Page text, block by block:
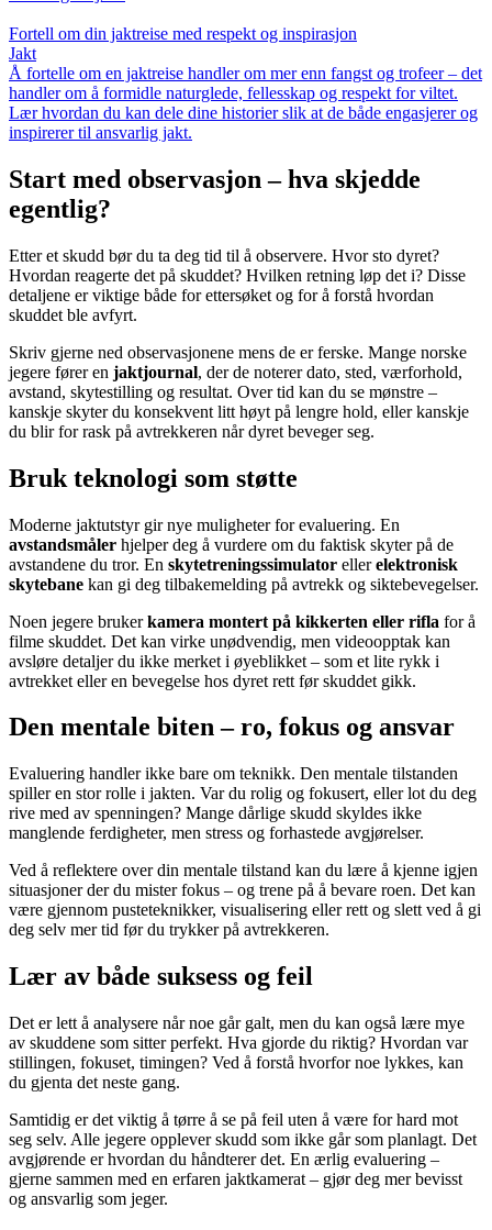
Fortell om din jaktreise med respekt og inspirasjon
Jakt
Å fortelle om en jaktreise handler om mer enn fangst og trofeer – det
handler om å formidle naturglede, fellesskap og respekt for viltet.
Lær hvordan du kan dele dine historier slik at de både engasjerer og
inspirerer til ansvarlig jakt.
Start med observasjon – hva skjedde
egentlig?
Etter et skudd bør du ta deg tid til å observere. Hvor sto dyret?
Hvordan reagerte det på skuddet? Hvilken retning løp det i? Disse
detaljene er viktige både for ettersøket og for å forstå hvordan
skuddet ble avfyrt.
Skriv gjerne ned observasjonene mens de er ferske. Mange norske
jegere fører en jaktjournal, der de noterer dato, sted, værforhold,
avstand, skytestilling og resultat. Over tid kan du se mønstre –
kanskje skyter du konsekvent litt høyt på lengre hold, eller kanskje
du blir for rask på avtrekkeren når dyret beveger seg.
Bruk teknologi som støtte
Moderne jaktutstyr gir nye muligheter for evaluering. En
avstandsmåler hjelper deg å vurdere om du faktisk skyter på de
avstandene du tror. En skytetreningssimulator ellerelektronisk
skytebane kan gi deg tilbakemelding på avtrekk og siktebevegelser.
Noen jegere brukerkamera montert på kikkerten eller rifla for å
filme skuddet. Det kan virke unødvendig, men videoopptak kan
avsløre detaljer du ikke merket i øyeblikket – som et lite rykk i
avtrekket eller en bevegelse hos dyret rett før skuddet gikk.
Den mentale biten – ro, fokus og ansvar
Evaluering handler ikke bare om teknikk. Den mentale tilstanden
spiller en stor rolle i jakten. Var du rolig og fokusert, eller lot du deg
rive med av spenningen? Mange dårlige skudd skyldes ikke
manglende ferdigheter, men stress og forhastede avgjørelser.
Ved å reflektere over din mentale tilstand kan du lære å kjenne igjen
situasjoner der du mister fokus – og trene på å bevare roen. Det kan
være gjennom pusteteknikker, visualisering eller rett og slett ved å gi
deg selv mer tid før du trykker på avtrekkeren.
Lær av både suksess og feil
Det er lett å analysere når noe går galt, men du kan også lære mye
av skuddene som sitter perfekt. Hva gjorde du riktig? Hvordan var
stillingen, fokuset, timingen? Ved å forstå hvorfor noe lykkes, kan
du gjenta det neste gang.
Samtidig er det viktig å tørre å se på feil uten å være for hard mot
seg selv. Alle jegere opplever skudd som ikke går som planlagt. Det
avgjørende er hvordan du håndterer det. En ærlig evaluering –
gjerne sammen med en erfaren jaktkamerat – gjør deg mer bevisst
og ansvarlig som jeger.